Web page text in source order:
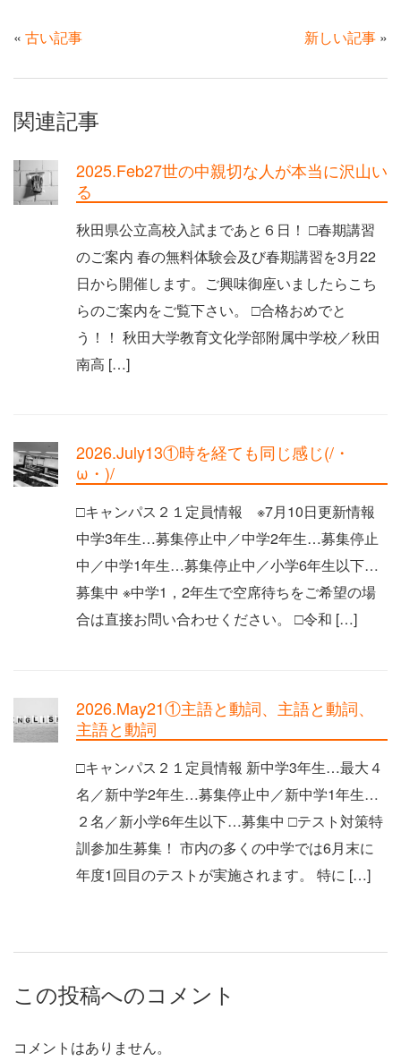
« 古い記事 新しい記事 »
関連記事
2025.Feb27世の中親切な人が本当に沢山い
る
秋田県公立高校入試まであと６日！ □春期講習
のご案内 春の無料体験会及び春期講習を3月22
日から開催します。ご興味御座いましたらこち
らのご案内をご覧下さい。 □合格おめでと
う！！ 秋田大学教育文化学部附属中学校／秋田
南高 […]
2026.July13①時を経ても同じ感じ(/・
ω・)/
□キャンパス２１定員情報 ※7月10日更新情報
中学3年生…募集停止中／中学2年生…募集停止
中／中学1年生…募集停止中／小学6年生以下…
募集中 ※中学1，2年生で空席待ちをご希望の場
合は直接お問い合わせください。 □令和 […]
2026.May21①主語と動詞、主語と動詞、
主語と動詞
□キャンパス２１定員情報 新中学3年生…最大４
名／新中学2年生…募集停止中／新中学1年生…
２名／新小学6年生以下…募集中 □テスト対策特
訓参加生募集！ 市内の多くの中学では6月末に
年度1回目のテストが実施されます。 特に […]
この投稿へのコメント
コメントはありません。